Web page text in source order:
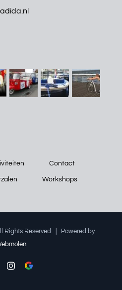
Contact
Workshops
Rights Reserved | Powered by
FacebookInstagram
Google